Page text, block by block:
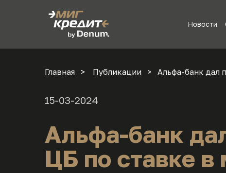
Новости
Главная Публикации Альфа-банк дал
15-03-2024
Альфа-банк
ЦБ по ставке в